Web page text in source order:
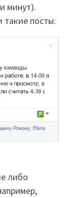
минут).
такие посты:
либо